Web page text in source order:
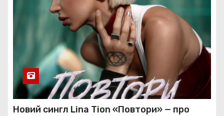
Новий сингл Lina Tion «Повтори» — про